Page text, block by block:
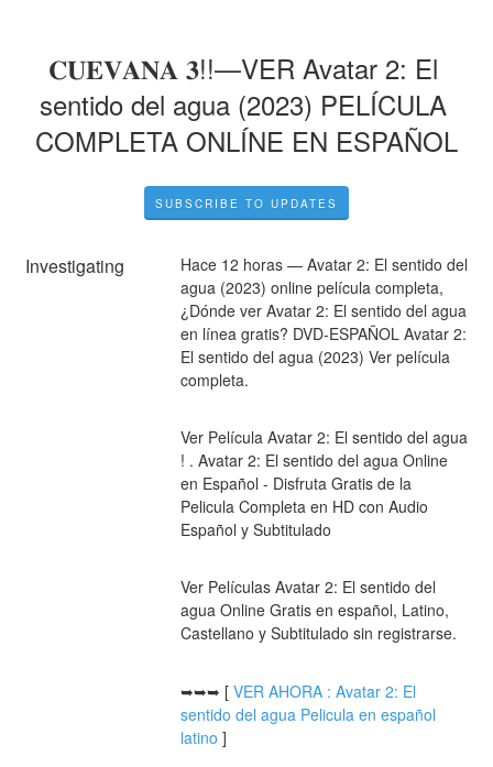
𝐂𝐔𝐄𝐕𝐀𝐍𝐀 𝟑!!—VER Avatar 2: El
sentido del agua (2023) PELÍCULA
COMPLETA ONLÍNE EN ESPAÑOL
SUBSCRIBE TO UPDATES
Investigating
Hace 12 horas — Avatar 2: El sentido del
agua (2023) online película completa,
¿Dónde ver Avatar 2: El sentido del agua
en línea gratis? DVD-ESPAÑOL Avatar 2:
El sentido del agua (2023) Ver película
completa.
Ver Película Avatar 2: El sentido del agua
! . Avatar 2: El sentido del agua Online
en Español - Disfruta Gratis de la
Pelicula Completa en HD con Audio
Español y Subtitulado
Ver Películas Avatar 2: El sentido del
agua Online Gratis en español, Latino,
Castellano y Subtitulado sin registrarse.
➥➥➥ [ VER AHORA : Avatar 2: El
sentido del agua Pelicula en español
latino ]